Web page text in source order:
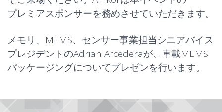
プレミアスポンサーを務めさせていただきます。
メモリ、MEMS、センサー事業担当シニアバイス
プレジデントのAdrian Arcederaが、車載MEMS
パッケージングについてプレゼンを行います。